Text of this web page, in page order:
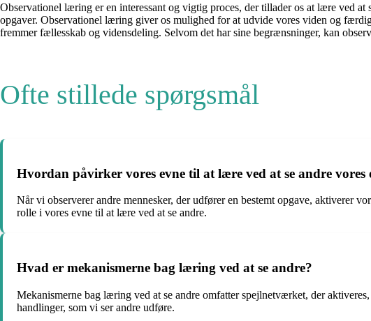
Observationel læring er en interessant og vigtig proces, der tillader os at lære ved
opgaver. Observationel læring giver os mulighed for at udvide vores viden og
fremmer fællesskab og vidensdeling. Selvom det har sine begrænsninger, kan
Ofte stillede spørgsmål
Hvordan påvirker vores evne til at lære ved at se andre
Når vi observerer andre mennesker, der udfører en bestemt opgave, aktiverer
rolle i vores evne til at lære ved at se andre.
Hvad er mekanismerne bag læring ved at se andre?
Mekanismerne bag læring ved at se andre omfatter spejlnetværket, der
handlinger, som vi ser andre udføre.